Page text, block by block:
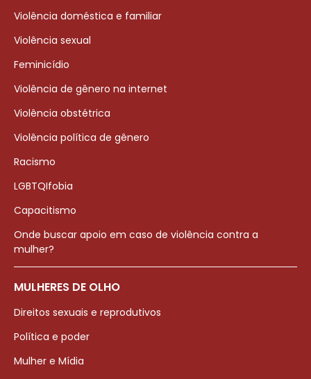
Violência doméstica e familiar
Violência sexual
Feminicídio
Violência de gênero na internet
Violência obstétrica
Violência política de gênero
Racismo
LGBTQIfobia
Capacitismo
Onde buscar apoio em caso de violência contra a
mulher?
MULHERES DE OLHO
Direitos sexuais e reprodutivos
Política e poder
Mulher e Mídia